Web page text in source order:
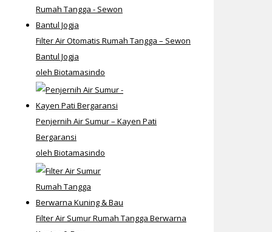
Filter Air Otomatis Rumah Tangga – Sewon
Bantul Jogja
oleh Biotamasindo
Penjernih Air Sumur – Kayen Pati
Bergaransi
oleh Biotamasindo
Filter Air Sumur Rumah Tangga Berwarna